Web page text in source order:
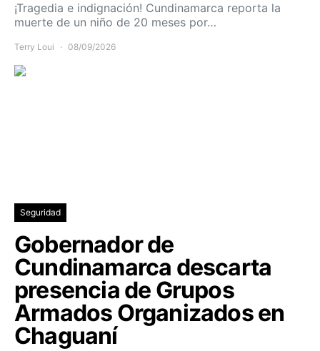
¡Tragedia e indignación! Cundinamarca reporta la
muerte de un niño de 20 meses por…
Terry Loui 08/09/2026
Seguridad
Gobernador de
Cundinamarca descarta
presencia de Grupos
Armados Organizados en
Chaguaní